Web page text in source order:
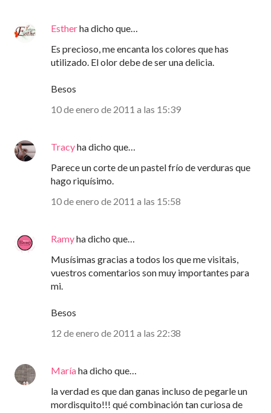
Estherha dicho que…
Es precioso, me encanta los colores que has
utilizado. El olor debe de ser una delicia.
Besos
10 de enero de 2011 a las 15:39
Tracyha dicho que…
Parece un corte de un pastel frío de verduras que
hago riquísimo.
10 de enero de 2011 a las 15:58
Ramyha dicho que…
Musísimas gracias a todos los que me visitais,
vuestros comentarios son muy importantes para
mi.
Besos
12 de enero de 2011 a las 22:38
Maríaha dicho que…
la verdad es que dan ganas incluso de pegarle un
mordisquito!!! qué combinación tan curiosa de